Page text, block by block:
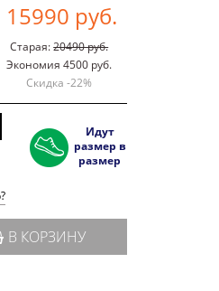
15990 руб.
Старая:20490 руб.
Экономия 4500 руб.
Скидка -22%
Идут
размер в
размер
В КОРЗИНУ